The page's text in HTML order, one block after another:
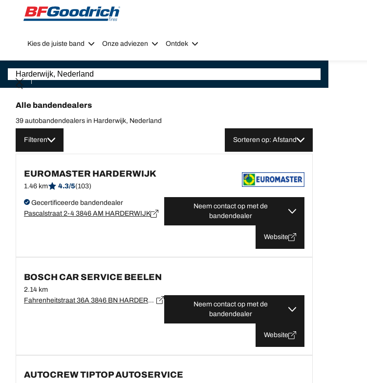
Go to page content
Go to page navigation
Kies de juiste band Onze adviezen Ontdek
Alle bandendealers
39 autobandendealers in Harderwijk, Nederland
Filteren Sorteren op: Afstand
EUROMASTER HARDERWIJK
1.46 km 4.3/5(103)
Gecertificeerde bandendealer
Pascalstraat 2-4 3846 AM HARDERWIJK
Neem contact op met de
bandendealer
Website
BOSCH CAR SERVICE BEELEN
2.14 km
Fahrenheitstraat 36A 3846 BN HARDERWIJK
Neem contact op met de
bandendealer
Website
AUTOCREW TIPTOP AUTOSERVICE